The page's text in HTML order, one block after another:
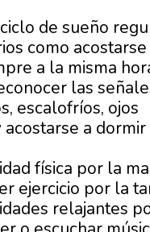
de sueño
como
a la misma
las
escalofríos, ojos
acostarse a
física por la
ejercicio por la
relajantes